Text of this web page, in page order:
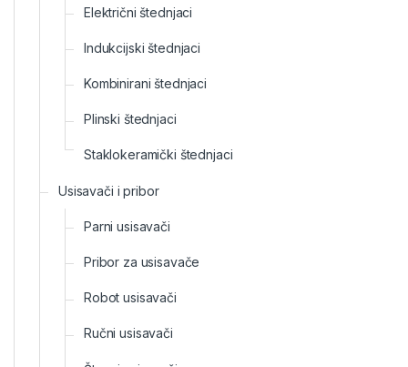
Električni štednjaci
Indukcijski štednjaci
Kombinirani štednjaci
Plinski štednjaci
Staklokeramički štednjaci
Usisavači i pribor
Parni usisavači
Pribor za usisavače
Robot usisavači
Ručni usisavači